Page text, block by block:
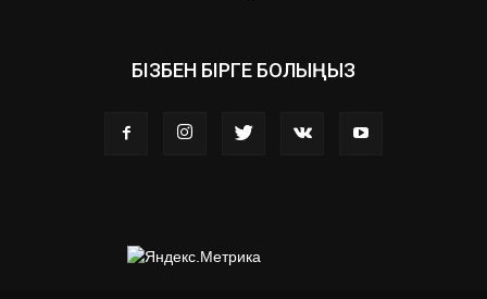
БІЗБЕН БІРГЕ БОЛЫҢЫЗ